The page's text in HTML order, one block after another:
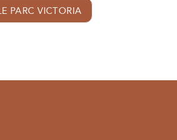
PARC VICTORIA